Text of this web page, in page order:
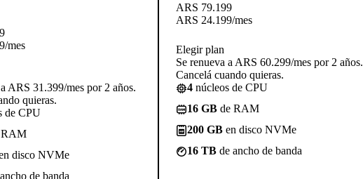
/mes
ARS 31.399/mes por 2 años.
quieras.
de CPU
RAM
disco NVMe
de banda
ARS 79.199
ARS 24.199/mes
Elegir plan
Se renueva a ARS 60.299/mes por 2 años.
Cancelá cuando quieras.
4 núcleos de CPU
16 GB de RAM
200 GB en disco NVMe
16 TB de ancho de banda